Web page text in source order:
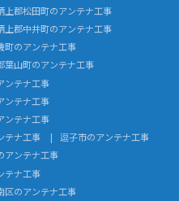
上郡松田町のアンテナ工事
上郡中井町のアンテナ工事
町のアンテナ工事
葉山町のアンテナ工事
ンテナ工事
ンテナ工事
ンテナ工事
テナ工事
逗子市のアンテナ工事
アンテナ工事
テナ工事
区のアンテナ工事